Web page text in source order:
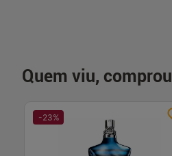
Quem viu, comprou
-23%